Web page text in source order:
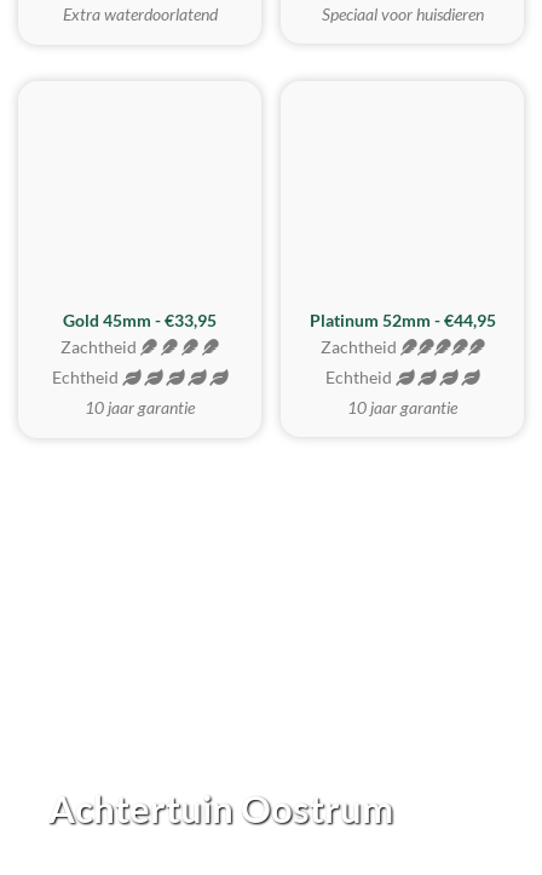
Extra waterdoorlatend
Speciaal voor huisdieren
REALISTISCH
Gold 45mm - €33,95
Zachtheid
Echtheid
10 jaar garantie
ZACHTSTE
Platinum 52mm - €44,95
Zachtheid
Echtheid
10 jaar garantie
Achtertuin Oostrum